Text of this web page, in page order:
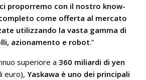
ci proporremo con il nostro know-
come offerta al mercato
utilizzando la vasta gamma di
azionamento e robot.”
superiore a 360 miliardi di yen
euro), Yaskawa è uno dei principali